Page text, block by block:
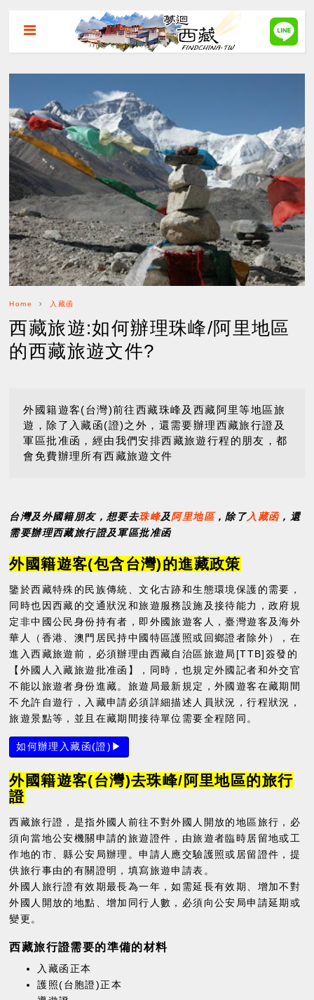
Home 入藏函
西藏旅遊:如何辦理珠峰/阿里地區
的西藏旅遊文件?
外國籍遊客(台灣)前往西藏珠峰及西藏阿里等地區旅
遊，除了入藏函(證)之外，還需要辦理西藏旅行證及
軍區批准函，經由我們安排西藏旅遊行程的朋友，都
會免費辦理所有西藏旅遊文件
台灣及外國籍朋友，想要去珠峰及阿里地區，除了入藏函，還
需要辦理西藏旅行證及軍區批准函
外國籍遊客(包含台灣)的進藏政策
鑒於西藏特殊的民族傳統、文化古跡和生態環境保護的需要，
同時也因西藏的交通狀況和旅遊服務設施及接待能力，政府規
定非中國公民身份持有者，即外國旅遊客人，臺灣遊客及海外
華人（香港、澳門居民持中國特區護照或回鄉證者除外），在
進入西藏旅遊前，必須辦理由西藏自治區旅遊局[TTB]簽發的
【外國人入藏旅遊批准函】，同時，也規定外國記者和外交官
不能以旅遊者身份進藏。旅遊局最新規定，外國遊客在藏期間
不允許自遊行，入藏申請必須詳細描述人員狀況，行程狀況，
旅遊景點等，並且在藏期間接待單位需要全程陪同。
如何辦理入藏函(證)▶
外國籍遊客(台灣)去珠峰/阿里地區的旅行
證
西藏旅行證，是指外國人前往不對外國人開放的地區旅行，必
須向當地公安機關申請的旅遊證件，由旅遊者臨時居留地或工
作地的市、縣公安局辦理。申請人應交驗護照或居留證件，提
供旅行事由的有關證明，填寫旅遊申請表。
外國人旅行證有效期最長為一年，如需延長有效期、增加不對
外國人開放的地點、增加同行人數，必須向公安局申請延期或
變更。
西藏旅行證需要的準備的材料
入藏函正本
護照(台胞證)正本